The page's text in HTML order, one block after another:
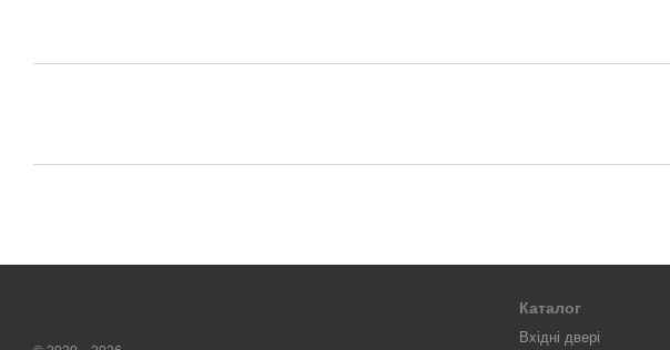
Каталог
Вхідні двері